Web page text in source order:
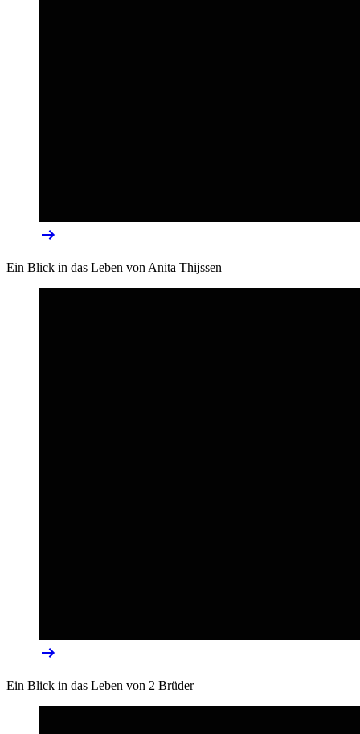
Ein Blick in das Leben von Anita Thijssen
Ein Blick in das Leben von 2 Brüder